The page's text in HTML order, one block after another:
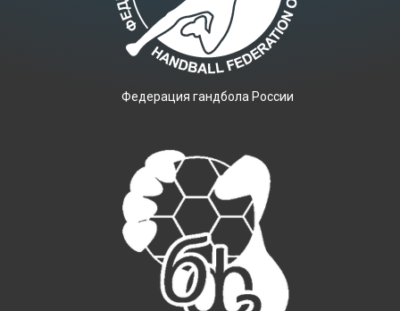
Фeдерация гандбола России